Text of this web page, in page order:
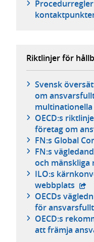
Riktlinjer för
Svensk
om
OECD:s
företag om
FN:s Global
FN:s
och
ILO:s
webbplats -
OECDs
för
OECD:s
att främja